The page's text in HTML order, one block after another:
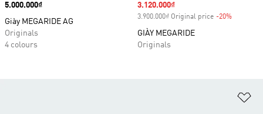
Price
5.000.000₫
Giày MEGARIDE AG
Originals
4 colours
Sale price
3.120.000₫
3.900.000₫ Original price -20%
GIÀY MEGARIDE
Originals